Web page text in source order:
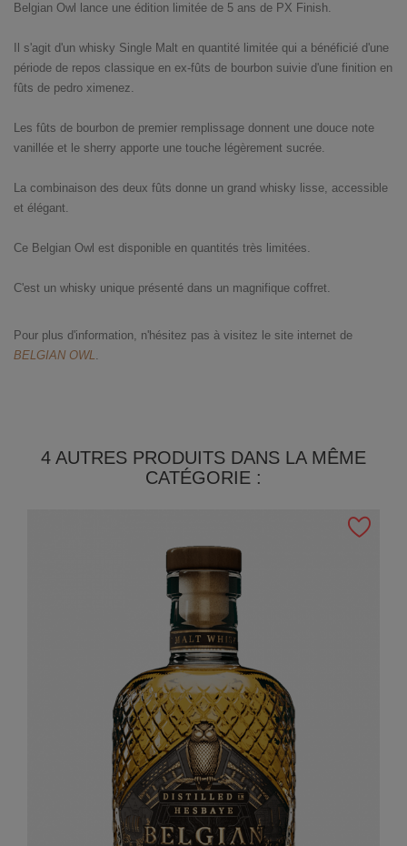
Belgian Owl lance une édition limitée de 5 ans de PX Finish.
Il s'agit d'un whisky Single Malt en quantité limitée qui a bénéficié d'une
période de repos classique en ex-fûts de bourbon suivie d'une finition en
fûts de pedro ximenez.
Les fûts de bourbon de premier remplissage donnent une douce note
vanillée et le sherry apporte une touche légèrement sucrée.
La combinaison des deux fûts donne un grand whisky lisse, accessible
et élégant.
Ce Belgian Owl est disponible en quantités très limitées.
C'est un whisky unique présenté dans un magnifique coffret.
Pour plus d'information, n'hésitez pas à visitez le site internet de
BELGIAN OWL.
4 AUTRES PRODUITS DANS LA MÊME
CATÉGORIE :